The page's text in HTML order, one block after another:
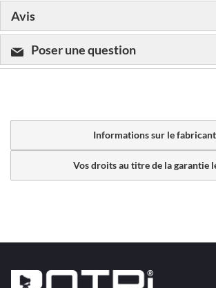
Avis
Poser une question
Informations sur le fabricant
Vos droits au titre de la garantie